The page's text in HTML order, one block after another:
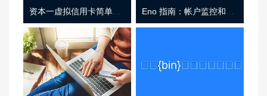
资本一虚拟信用卡简单介绍